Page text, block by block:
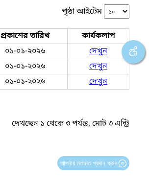
পৃষ্ঠা আইটেম
প্রকাশের তারিখ
কার্যকলাপ
০১-০১-২০২৬
দেখুন
০১-০১-২০২৬
দেখুন
০১-০১-২০২৬
দেখুন
দেখছেন ১ থেকে ৩ পর্যন্ত, মোট ৩ এন্ট্রি
আপনার মতামত প্রদান করুন